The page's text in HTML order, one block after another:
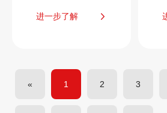
进一步了解
« 1 2 3